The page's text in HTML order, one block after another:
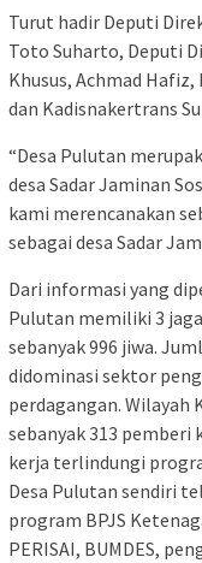
Turut hadir Deputi
Toto Suharto, Deputi
Khusus, Achmad
dan Kadisnakertrans
“Desa Pulutan
desa Sadar Jaminan
kami merencanakan
sebagai desa Sadar
Dari informasi yang
Pulutan memiliki 3
sebanyak 996 jiwa.
didominasi sektor
perdagangan. Wilayah
sebanyak 313 pemberi
kerja terlindungi
Desa Pulutan sendiri
program BPJS
PERISAI, BUMDES,